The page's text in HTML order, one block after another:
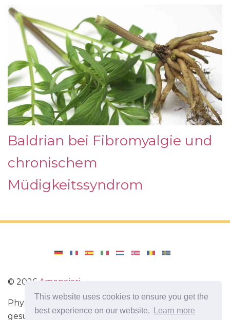
This website uses cookies to ensure you get the
best experience on our website.
Learn more
Baldrian bei Fibromyalgie und
chronischem
Müdigkeitssyndrom
© 2026 Amenajari
Physische Übungen. Diäten und Rezepte für eine
gesunde Ernährung. Übungen für das Gehirn.